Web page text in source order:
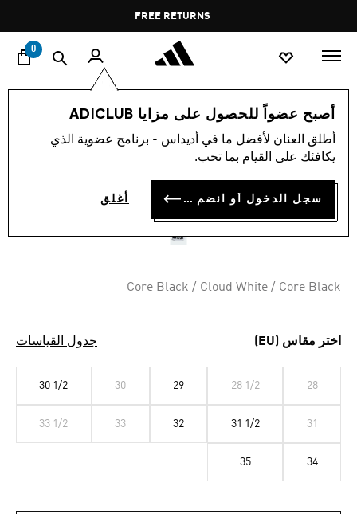
Pause
promotion
rotation
FREE RETURNS
0
أصبح عضواً للحصول على مزايا ADICLUB
أطلق العنان لأفضل ما في أديداس - برنامج عضوية الذي
يكافئك على القيام بما تحب.
سجل الدخول أو انضم الآن أغلق
الأطفال أحذية
حذاء للأطفال SUPERSTAR 360
COMFORT CLOSURE
OMR 34.50
Core Black / Cloud White / Core Black
اختر مقاس (EU) جدول القياسات
28
28 1/2
29
30
30 1/2
31
31 1/2
32
33
33 1/2
34
35